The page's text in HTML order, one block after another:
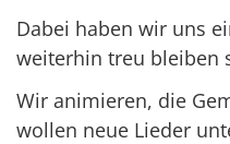
Dabei haben wir uns
weiterhin treu bleiben
Wir animieren, die
wollen neue Lieder